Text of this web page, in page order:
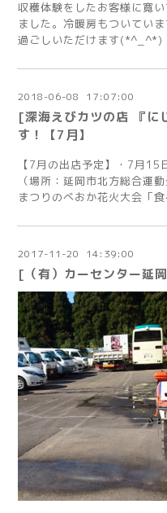
収穫体験をしたお客様に寛
ました。冷暖房もついてい
過ごしいただけます(*^_^*)
2018-06-08 17:07:00
[深海えびカツの店 『に
す！【7月】
【7月の出店予定】・7月
（場所：延岡市北方総合
まつりのべおか花火大会「
2017-11 -20 14:39:00
[（有）カーセンター延